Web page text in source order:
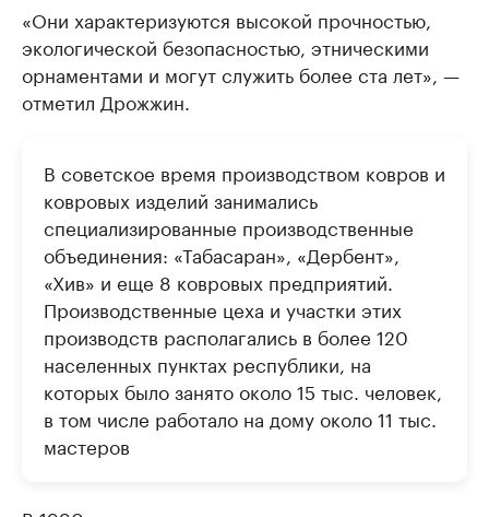
«Они характеризуются высокой прочностью,
экологической безопасностью, этническими
орнаментами и могут служить более ста лет», —
отметил Дрожжин.
В советское время производством ковров и
ковровых изделий занимались
специализированные производственные
объединения: «Табасаран», «Дербент»,
«Хив» и еще 8 ковровых предприятий.
Производственные цеха и участки этих
производств располагались в более 120
населенных пунктах республики, на
которых было занято около 15 тыс. человек,
в том числе работало на дому около 11 тыс.
мастеров